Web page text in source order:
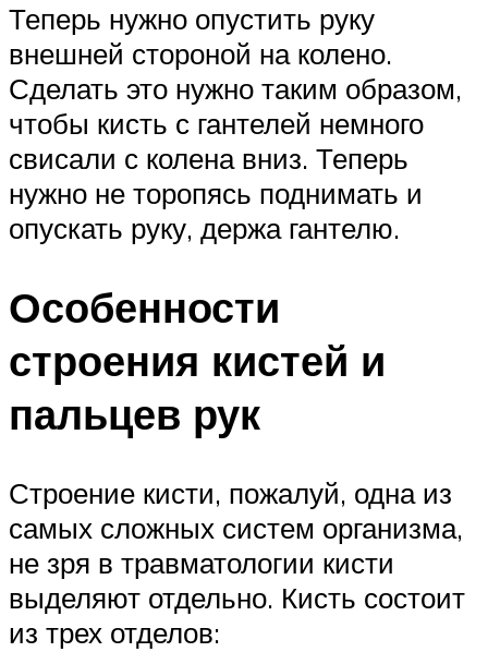
Теперь нужно опустить руку
внешней стороной на колено.
Сделать это нужно таким образом,
чтобы кисть с гантелей немного
свисали с колена вниз. Теперь
нужно не торопясь поднимать и
опускать руку, держа гантелю.
Особенности
строения кистей и
пальцев рук
Строение кисти, пожалуй, одна из
самых сложных систем организма,
не зря в травматологии кисти
выделяют отдельно. Кисть состоит
из трех отделов: